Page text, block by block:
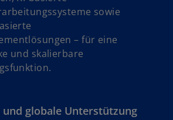
sowie
– für eine
und skalierbare
und globale Unterstützung